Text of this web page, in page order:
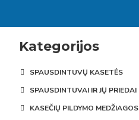
Kategorijos
SPAUSDINTUVŲ KASETĖS
SPAUSDINTUVAI IR JŲ PRIEDAI
KASEČIŲ PILDYMO MEDŽIAGOS